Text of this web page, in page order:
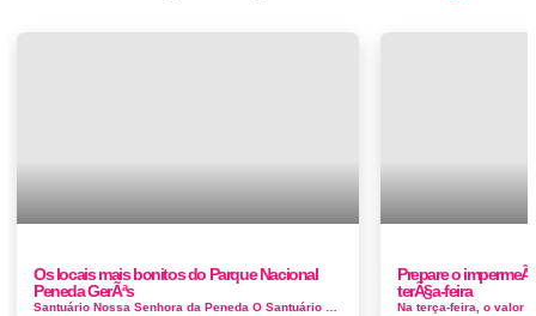
Os locais mais bonitos do Parque Nacional
Peneda GerÃªs
Santuário Nossa Senhora da Peneda O Santuário de Nossa Senhora da Peneda, em Arcos de Valdevez, na freguesia de Gavieira, a caminho da ...
Prepare o
terÃ§a-feira